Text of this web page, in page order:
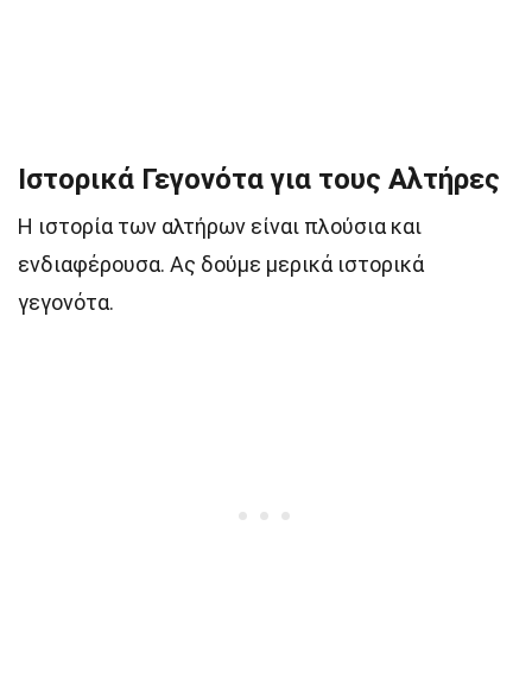
Ιστορικά Γεγονότα για τους Αλτήρες
Η ιστορία των αλτήρων είναι πλούσια και
ενδιαφέρουσα. Ας δούμε μερικά ιστορικά
γεγονότα.